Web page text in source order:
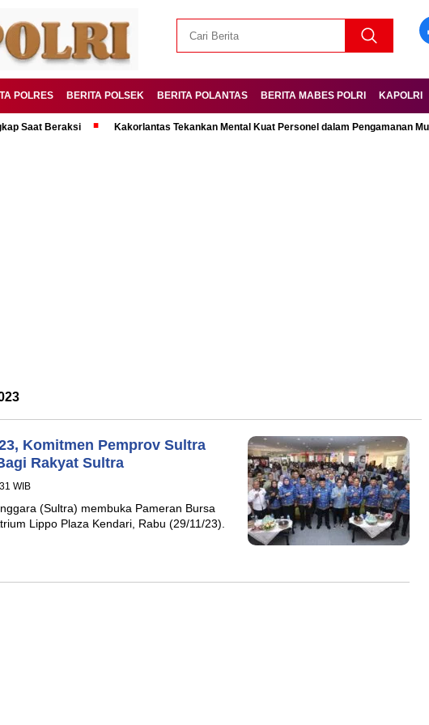
POLRES BERITA POLSEK BERITA POLANTAS BERITA MABES POLRI KAPOLRI
Beraksi Kakorlantas Tekankan Mental Kuat Personel dalam Pengamanan Mudik
Komitmen Pemprov Sultra
Rakyat Sultra
WIB
(Sultra) membuka Pameran Bursa
Lippo Plaza Kendari, Rabu (29/11/23).